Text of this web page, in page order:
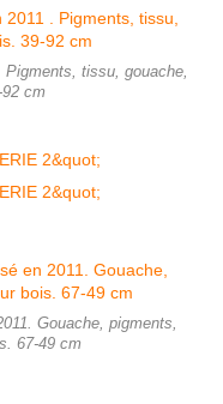
Pigments, tissu, gouache,
cm
Gouache, pigments,
67-49 cm